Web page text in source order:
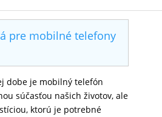
pre mobilné telefony
dobe je mobilný telefón
súčasťou našich životov, ale
ktorú je potrebné